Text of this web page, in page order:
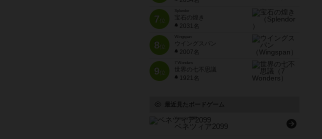
7位
宝石の煌き
2031名
8位
Wingspan
ウイングスパン
2007名
9位
7 Wonders
世界の七不思議
1921名
最近見たボードゲーム
Venezia 2099
ベネツィア2099